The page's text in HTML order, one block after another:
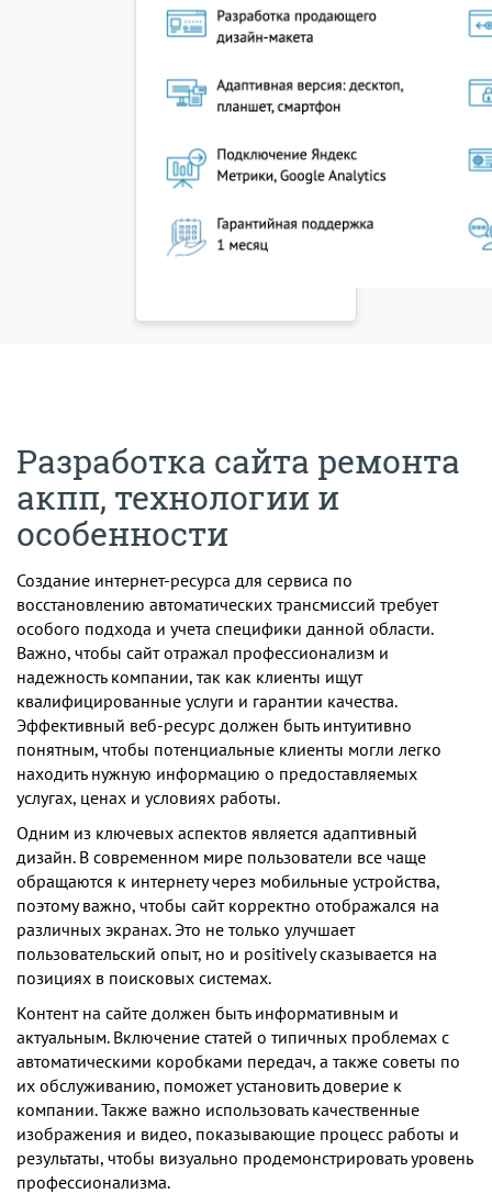
Разработка сайта ремонта
акпп, технологии и
особенности
Создание интернет-ресурса для сервиса по
восстановлению автоматических трансмиссий требует
особого подхода и учета специфики данной области.
Важно, чтобы сайт отражал профессионализм и
надежность компании, так как клиенты ищут
квалифицированные услуги и гарантии качества.
Эффективный веб-ресурс должен быть интуитивно
понятным, чтобы потенциальные клиенты могли легко
находить нужную информацию о предоставляемых
услугах, ценах и условиях работы.
Одним из ключевых аспектов является адаптивный
дизайн. В современном мире пользователи все чаще
обращаются к интернету через мобильные устройства,
поэтому важно, чтобы сайт корректно отображался на
различных экранах. Это не только улучшает
пользовательский опыт, но и positively сказывается на
позициях в поисковых системах.
Контент на сайте должен быть информативным и
актуальным. Включение статей о типичных проблемах с
автоматическими коробками передач, а также советы по
их обслуживанию, поможет установить доверие к
компании. Также важно использовать качественные
изображения и видео, показывающие процесс работы и
результаты, чтобы визуально продемонстрировать уровень
профессионализма.